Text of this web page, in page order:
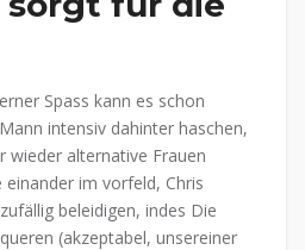
Spass kann es schon
intensiv dahinter haschen,
wieder alternative Frauen
einander im vorfeld, Chris
beleidigen, indes Die
(akzeptabel, unsereiner